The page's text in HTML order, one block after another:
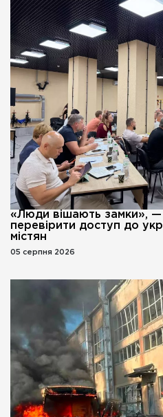
«Люди вішають замки», —
перевірити доступ до
містян
05 серпня 2026